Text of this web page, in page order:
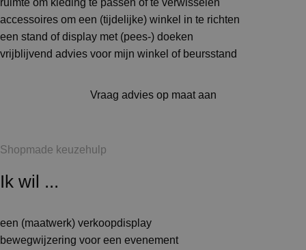
accessoires om een (tijdelijke) winkel in te richten
een stand of display met (pees-) doeken
vrijblijvend advies voor mijn winkel of beursstand
Vraag advies op maat aan
Shopmade keuzehulp
Ik wil ...
een (maatwerk) verkoopdisplay
bewegwijzering voor een evenement